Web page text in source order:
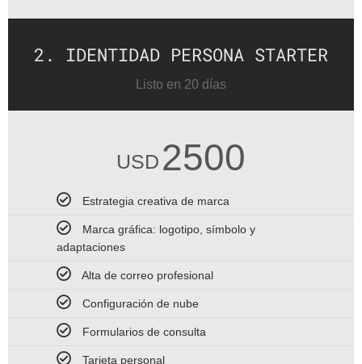
2. IDENTIDAD PERSONA STARTER
Listo en 20 días
USD 2500
Estrategia creativa de marca
Marca gráfica: logotipo, símbolo y
adaptaciones
Alta de correo profesional
Configuración de nube
Formularios de consulta
Tarjeta personal